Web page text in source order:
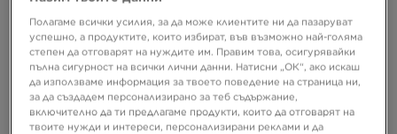
Полагаме всички усилия, за да може клиентите ни да пазаруват
успешно, а продуктите, които избират, във възможно най-голяма
степен да отговарят на нуждите им. Правим това, осигурявайки
пълна сигурност на всички лични данни. Натисни „ОК“, ако искаш
да използваме информация за твоето поведение на страница ни,
за да създадем персонализирано за теб съдържание,
включително да ти предлагаме продукти, които да отговарят на
твоите нужди и интереси, персонализирани реклами и да